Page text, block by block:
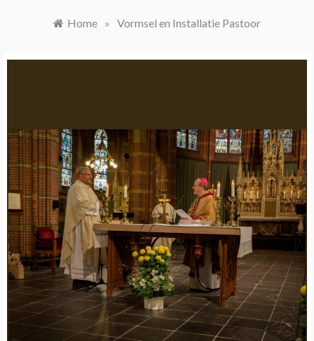
Home » Vormsel en Installatie Pastoor